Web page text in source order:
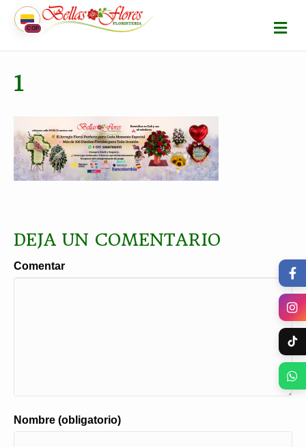
COP M
E
N
1
DEJA UN COMENTARIO
Comentar
Nombre (obligatorio)